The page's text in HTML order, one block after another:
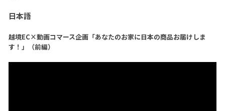
日本語
越境EC×動画コマース企画「あなたのお家に日本の商品お届けしま
す！」（前編）